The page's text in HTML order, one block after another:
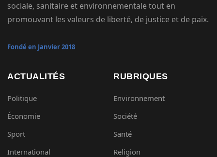
sociale, sanitaire et environnementale tout en
promouvant les valeurs de liberté, de justice et de paix.
Fondé en Janvier 2018
ACTUALITÉS
Politique
Économie
Sport
International
RUBRIQUES
Environnement
Société
Santé
Religion